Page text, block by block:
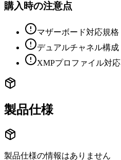
購入時の注意点
マザーボード対応規格
デュアルチャネル構成
XMPプロファイル対応
製品仕様
製品仕様の情報はありません